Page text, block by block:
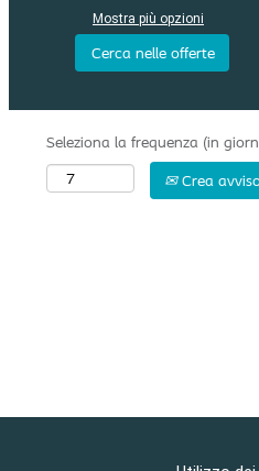
Mostra più opzioni
Seleziona la frequenza (in
Crea